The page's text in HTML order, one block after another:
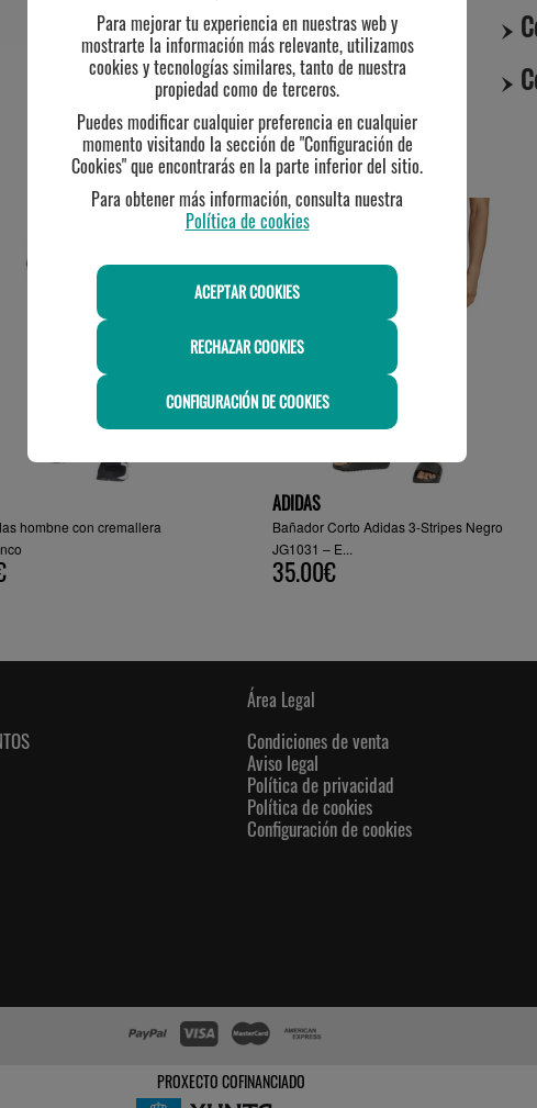
TE PUEDE INTERESAR
hombne con cremallera
ADIDAS
Bañador Corto Adidas 3-Stripes Negro
JG1031 – E...
35.00€
Área Legal
Condiciones de venta
Aviso legal
Política de privacidad
Política de cookies
Configuración de cookies
PROXECTO COFINANCIADO
Para mejorar tu experiencia en nuestras web y
mostrarte la información más relevante, utilizamos
cookies y tecnologías similares, tanto de nuestra
propiedad como de terceros.
Puedes modificar cualquier preferencia en cualquier
momento visitando la sección de "Configuración de
Cookies" que encontrarás en la parte inferior del sitio.
Para obtener más información, consulta nuestra
Política de cookies
ACEPTAR COOKIES
RECHAZAR COOKIES
CONFIGURACIÓN DE COOKIES